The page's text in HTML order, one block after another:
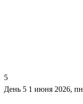
5
День 5 1 июня 2026, пн